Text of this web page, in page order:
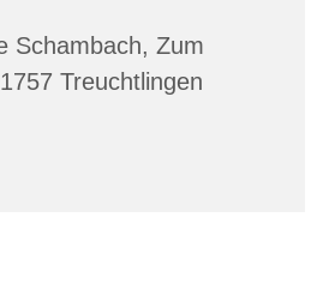
Schambach, Zum
Treuchtlingen